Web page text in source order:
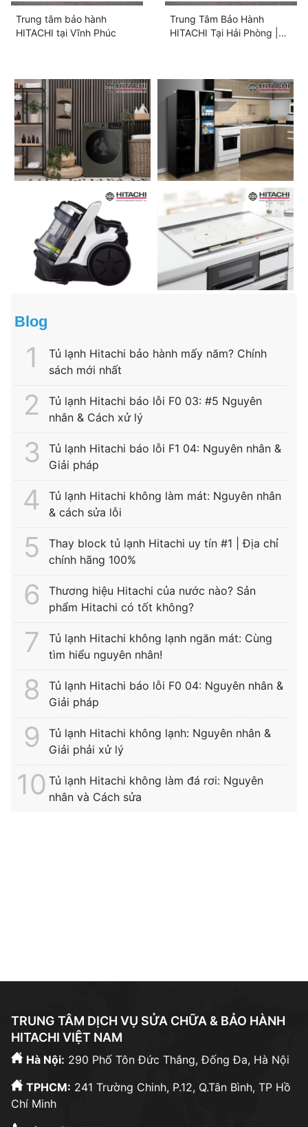
Trung tâm bảo hành
HITACHI tại Vĩnh Phúc
Trung Tâm Bảo Hành
HITACHI Tại Hải Phòng |
Blog
Tủ lạnh Hitachi bảo hành mấy năm? Chính
sách mới nhất
Tủ lạnh Hitachi báo lỗi F0 03: #5 Nguyên
nhân & Cách xử lý
Tủ lạnh Hitachi báo lỗi F1 04: Nguyên nhân &
Giải pháp
Tủ lạnh Hitachi không làm mát: Nguyên nhân
& cách sửa lỗi
Thay block tủ lạnh Hitachi uy tín #1 | Địa chỉ
chính hãng 100%
Thương hiệu Hitachi của nước nào? Sản
phẩm Hitachi có tốt không?
Tủ lạnh Hitachi không lạnh ngăn mát: Cùng
tìm hiểu nguyên nhân!
Tủ lạnh Hitachi báo lỗi F0 04: Nguyên nhân &
Giải pháp
Tủ lạnh Hitachi không lạnh: Nguyên nhân &
Giải phải xử lý
Tủ lạnh Hitachi không làm đá rơi: Nguyên
nhân và Cách sửa
TRUNG TÂM DỊCH VỤ SỬA CHỮA & BẢO HÀNH
HITACHI VIỆT NAM
Hà Nội: 290 Phố Tôn Đức Thắng, Đống Đa, Hà Nội
TPHCM: 241 Trường Chinh, P.12, Q.Tân Bình, TP Hồ
Chí Minh